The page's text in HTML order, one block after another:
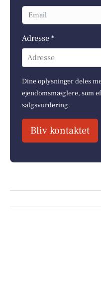
Adresse *
Adresse
Dine oplysninger deles
ejendomsmæglere, som
salgsvurdering.
Bliv kontaktet